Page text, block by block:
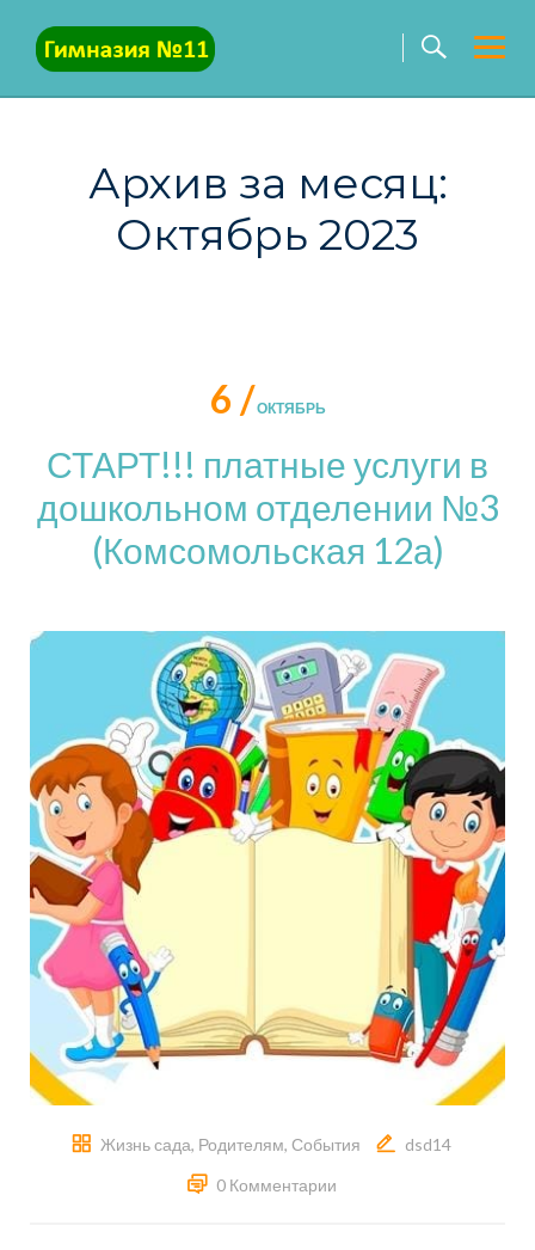
content
Архив за месяц:
Октябрь 2023
6 /ОКТЯБРЬ
СТАРТ!!! платные услуги в
дошкольном отделении №3
(Комсомольская 12а)
Жизнь сада, Родителям, События
dsd14
0 Комментарии